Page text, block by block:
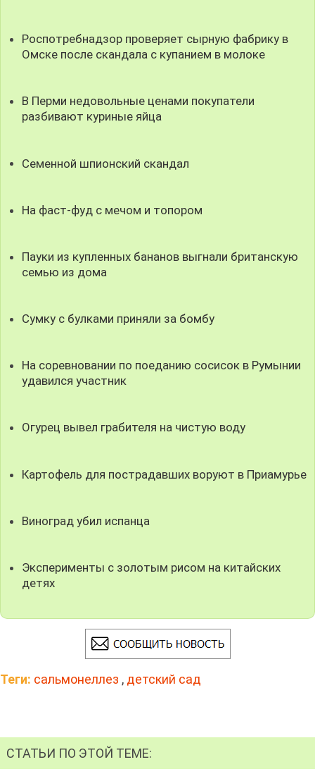
Роспотребнадзор проверяет сырную фабрику в
Омске после скандала с купанием в молоке
В Перми недовольные ценами покупатели
разбивают куриные яйца
Семенной шпионский скандал
На фаст-фуд с мечом и топором
Пауки из купленных бананов выгнали британскую
семью из дома
Сумку с булками приняли за бомбу
На соревновании по поеданию сосисок в Румынии
удавился участник
Огурец вывел грабителя на чистую воду
Картофель для пострадавших воруют в Приамурье
Виноград убил испанца
Эксперименты с золотым рисом на китайских
детях
Теги: сальмонеллез , детский сад
СТАТЬИ ПО ЭТОЙ ТЕМЕ: